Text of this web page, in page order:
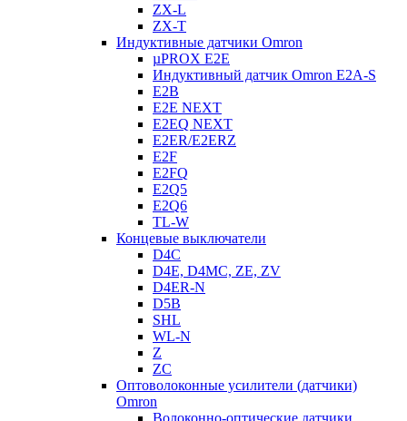
ZX-L
ZX-T
Индуктивные датчики Omron
µPROX E2E
Индуктивный датчик Omron E2A-S
E2B
E2E NEXT
E2EQ NEXT
E2ER/E2ERZ
E2F
E2FQ
E2Q5
E2Q6
TL-W
Концевые выключатели
D4C
D4E, D4MC, ZE, ZV
D4ER-N
D5B
SHL
WL-N
Z
ZC
Оптоволоконные усилители (датчики)
Omron
Волоконно-оптические датчики